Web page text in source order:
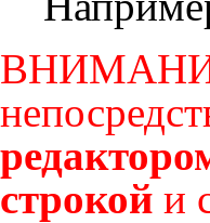
ВНИМАНИЕ:
строкой и